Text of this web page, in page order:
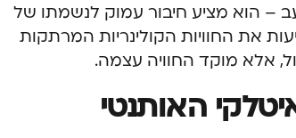
– הוא מציע חיבור עמוק לנשמתו של
את החוויות הקולינריות המרתקות
אלא מוקד החוויה עצמה.
האותנטי